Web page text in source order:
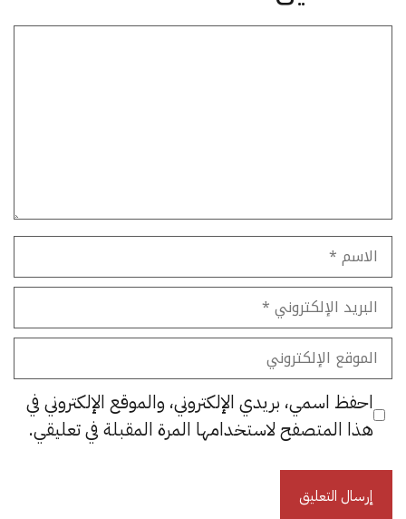
الاسم
البريد
الإلكتروني
الموقع
الإلكتروني
احفظ اسمي، بريدي الإلكتروني، والموقع الإلكتروني في
هذا المتصفح لاستخدامها المرة المقبلة في تعليقي.